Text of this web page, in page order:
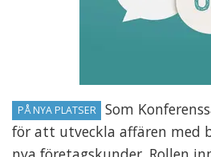
PÅ NYA PLATSER
Som
för att utveckla affären med